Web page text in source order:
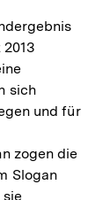
sich
und für
zogen die
Slogan